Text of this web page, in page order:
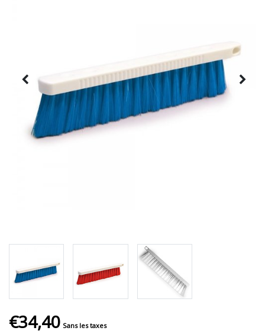
€34,40 Sans les taxes